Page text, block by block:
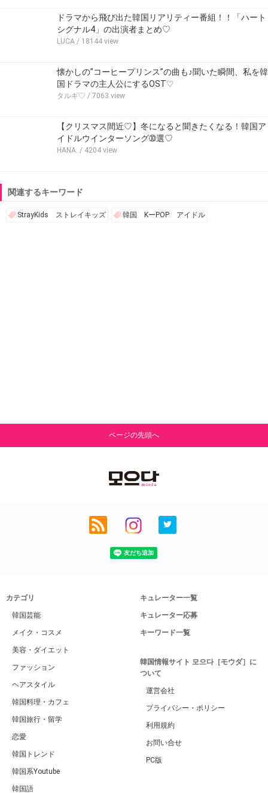
ドラマから飛び出た韓国リアリティー番組！！「ハート
シグナル4」の出演者まとめ♡
LUCA / 18144 view
懐かしの”コーヒープリンス”の曲も♪聞いた瞬間、私を韓
国ドラマの主人公にするOST♡
タルギ♡ / 7063 view
【クリスマス間近♡】冬になると聞きたくなる！韓国ア
イドルウインターソング➉選♡
HANA. / 4204 view
関連するキーワード
StrayKids ストレイキッズ 韓国 KーPOP アイドル
ページの先頭へ
カテゴリ
韓国芸能
メイク・コスメ
美容・ダイエット
ファッション
ヘアスタイル
韓国料理・カフェ
韓国旅行・留学
恋愛
韓国トレンド
韓国系Youtube
韓国語
キュレーター一覧
キュレーター応募
キーワード一覧
韓国情報サイト 모으다［モウダ］に
ついて
運営会社
プライバシー・ポリシー
利用規約
お問い合せ
PC版